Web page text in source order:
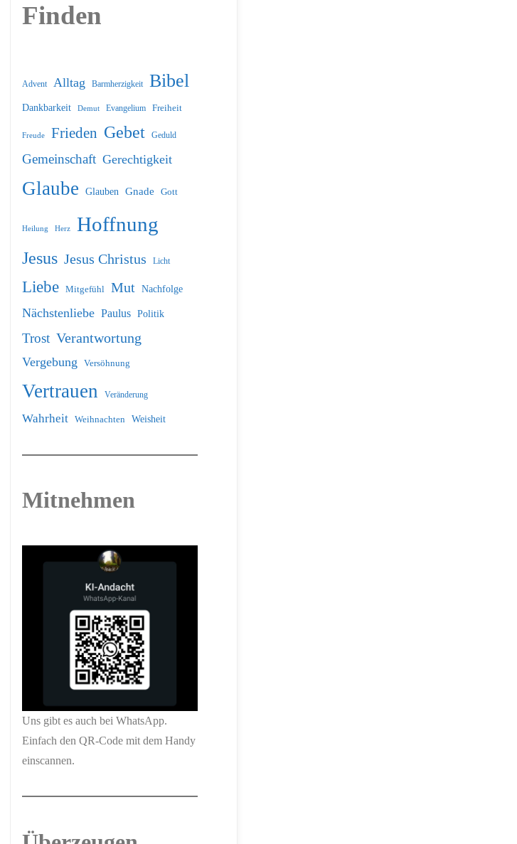
Finden
Advent Alltag Barmherzigkeit Bibel
Dankbarkeit Demut Evangelium Freiheit
Freude Frieden Gebet Geduld
Gemeinschaft Gerechtigkeit
Glaube Glauben Gnade Gott
Heilung Herz Hoffnung
Jesus Jesus Christus Licht
Liebe Mitgefühl Mut Nachfolge
Nächstenliebe Paulus Politik
Trost Verantwortung
Vergebung Versöhnung
Vertrauen Veränderung
Wahrheit Weihnachten Weisheit
Mitnehmen
Uns gibt es auch bei WhatsApp.
Einfach den QR-Code mit dem Handy
einscannen.